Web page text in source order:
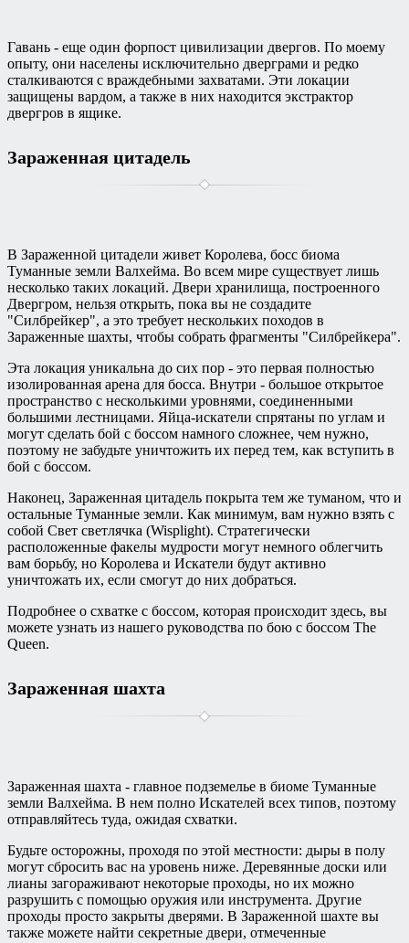
Гавань - еще один форпост цивилизации двергов. По моему
опыту, они населены исключительно дверграми и редко
сталкиваются с враждебными захватами. Эти локации
защищены вардом, а также в них находится экстрактор
двергров в ящике.
Зараженная цитадель
В Зараженной цитадели живет Королева, босс биома
Туманные земли Валхейма. Во всем мире существует лишь
несколько таких локаций. Двери хранилища, построенного
Двергром, нельзя открыть, пока вы не создадите
"Силбрейкер", а это требует нескольких походов в
Зараженные шахты, чтобы собрать фрагменты "Силбрейкера".
Эта локация уникальна до сих пор - это первая полностью
изолированная арена для босса. Внутри - большое открытое
пространство с несколькими уровнями, соединенными
большими лестницами. Яйца-искатели спрятаны по углам и
могут сделать бой с боссом намного сложнее, чем нужно,
поэтому не забудьте уничтожить их перед тем, как вступить в
бой с боссом.
Наконец, Зараженная цитадель покрыта тем же туманом, что и
остальные Туманные земли. Как минимум, вам нужно взять с
собой Свет светлячка (Wisplight). Стратегически
расположенные факелы мудрости могут немного облегчить
вам борьбу, но Королева и Искатели будут активно
уничтожать их, если смогут до них добраться.
Подробнее о схватке с боссом, которая происходит здесь, вы
можете узнать из нашего руководства по бою с боссом The
Queen.
Зараженная шахта
Зараженная шахта - главное подземелье в биоме Туманные
земли Валхейма. В нем полно Искателей всех типов, поэтому
отправляйтесь туда, ожидая схватки.
Будьте осторожны, проходя по этой местности: дыры в полу
могут сбросить вас на уровень ниже. Деревянные доски или
лианы загораживают некоторые проходы, но их можно
разрушить с помощью оружия или инструмента. Другие
проходы просто закрыты дверями. В Зараженной шахте вы
также можете найти секретные двери, отмеченные